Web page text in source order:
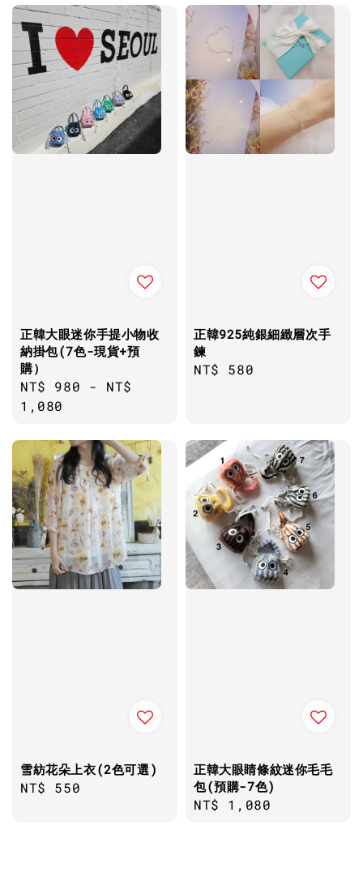
正韓大眼迷你手提小物收
納掛包(7色-現貨+預
購）
Regular
price
NT$ 980 - NT$
1,080
正韓925純銀細緻層次手
鍊
Regular
NT$ 580
雪紡花朵上衣(2色可選)
Regular
NT$ 550
正韓大眼睛條紋迷你毛毛
包(預購-7色)
Regular
NT$ 1,080